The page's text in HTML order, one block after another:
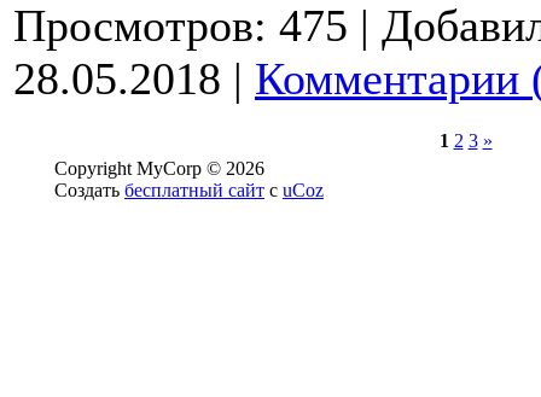
Просмотров: 475 |
28.05.2018 | Комментарии
1 2 3 »
Copyright MyCorp © 2026
Создать бесплатный сайт с uCoz